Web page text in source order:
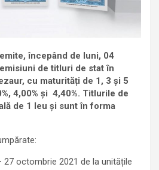
începând de luni, 04
de titluri de stat în
cu maturități de 1, 3 şi 5
4,00% şi 4,40%. Titlurile de
de 1 leu și sunt în forma
octombrie 2021 de la unitățile